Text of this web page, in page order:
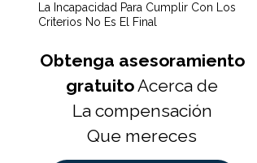
La Incapacidad Para Cumplir Con Los
Criterios No Es El Final
Obtenga asesoramiento
gratuitoAcerca de
La compensación
Que mereces